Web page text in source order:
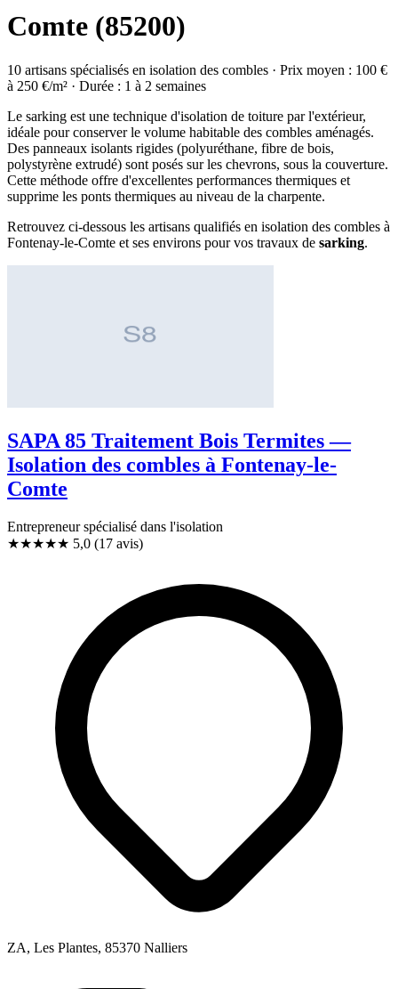
Comte (85200)
10 artisans spécialisés en isolation des combles · Prix moyen : 100 €
à 250 €/m² · Durée : 1 à 2 semaines
Le sarking est une technique d'isolation de toiture par l'extérieur,
idéale pour conserver le volume habitable des combles aménagés.
Des panneaux isolants rigides (polyuréthane, fibre de bois,
polystyrène extrudé) sont posés sur les chevrons, sous la couverture.
Cette méthode offre d'excellentes performances thermiques et
supprime les ponts thermiques au niveau de la charpente.
Retrouvez ci-dessous les artisans qualifiés en isolation des combles à
Fontenay-le-Comte et ses environs pour vos travaux de sarking.
SAPA 85 Traitement Bois Termites —
Isolation des combles à Fontenay-le-
Comte
Entrepreneur spécialisé dans l'isolation
★★★★★ 5,0 (17 avis)
ZA, Les Plantes, 85370 Nalliers